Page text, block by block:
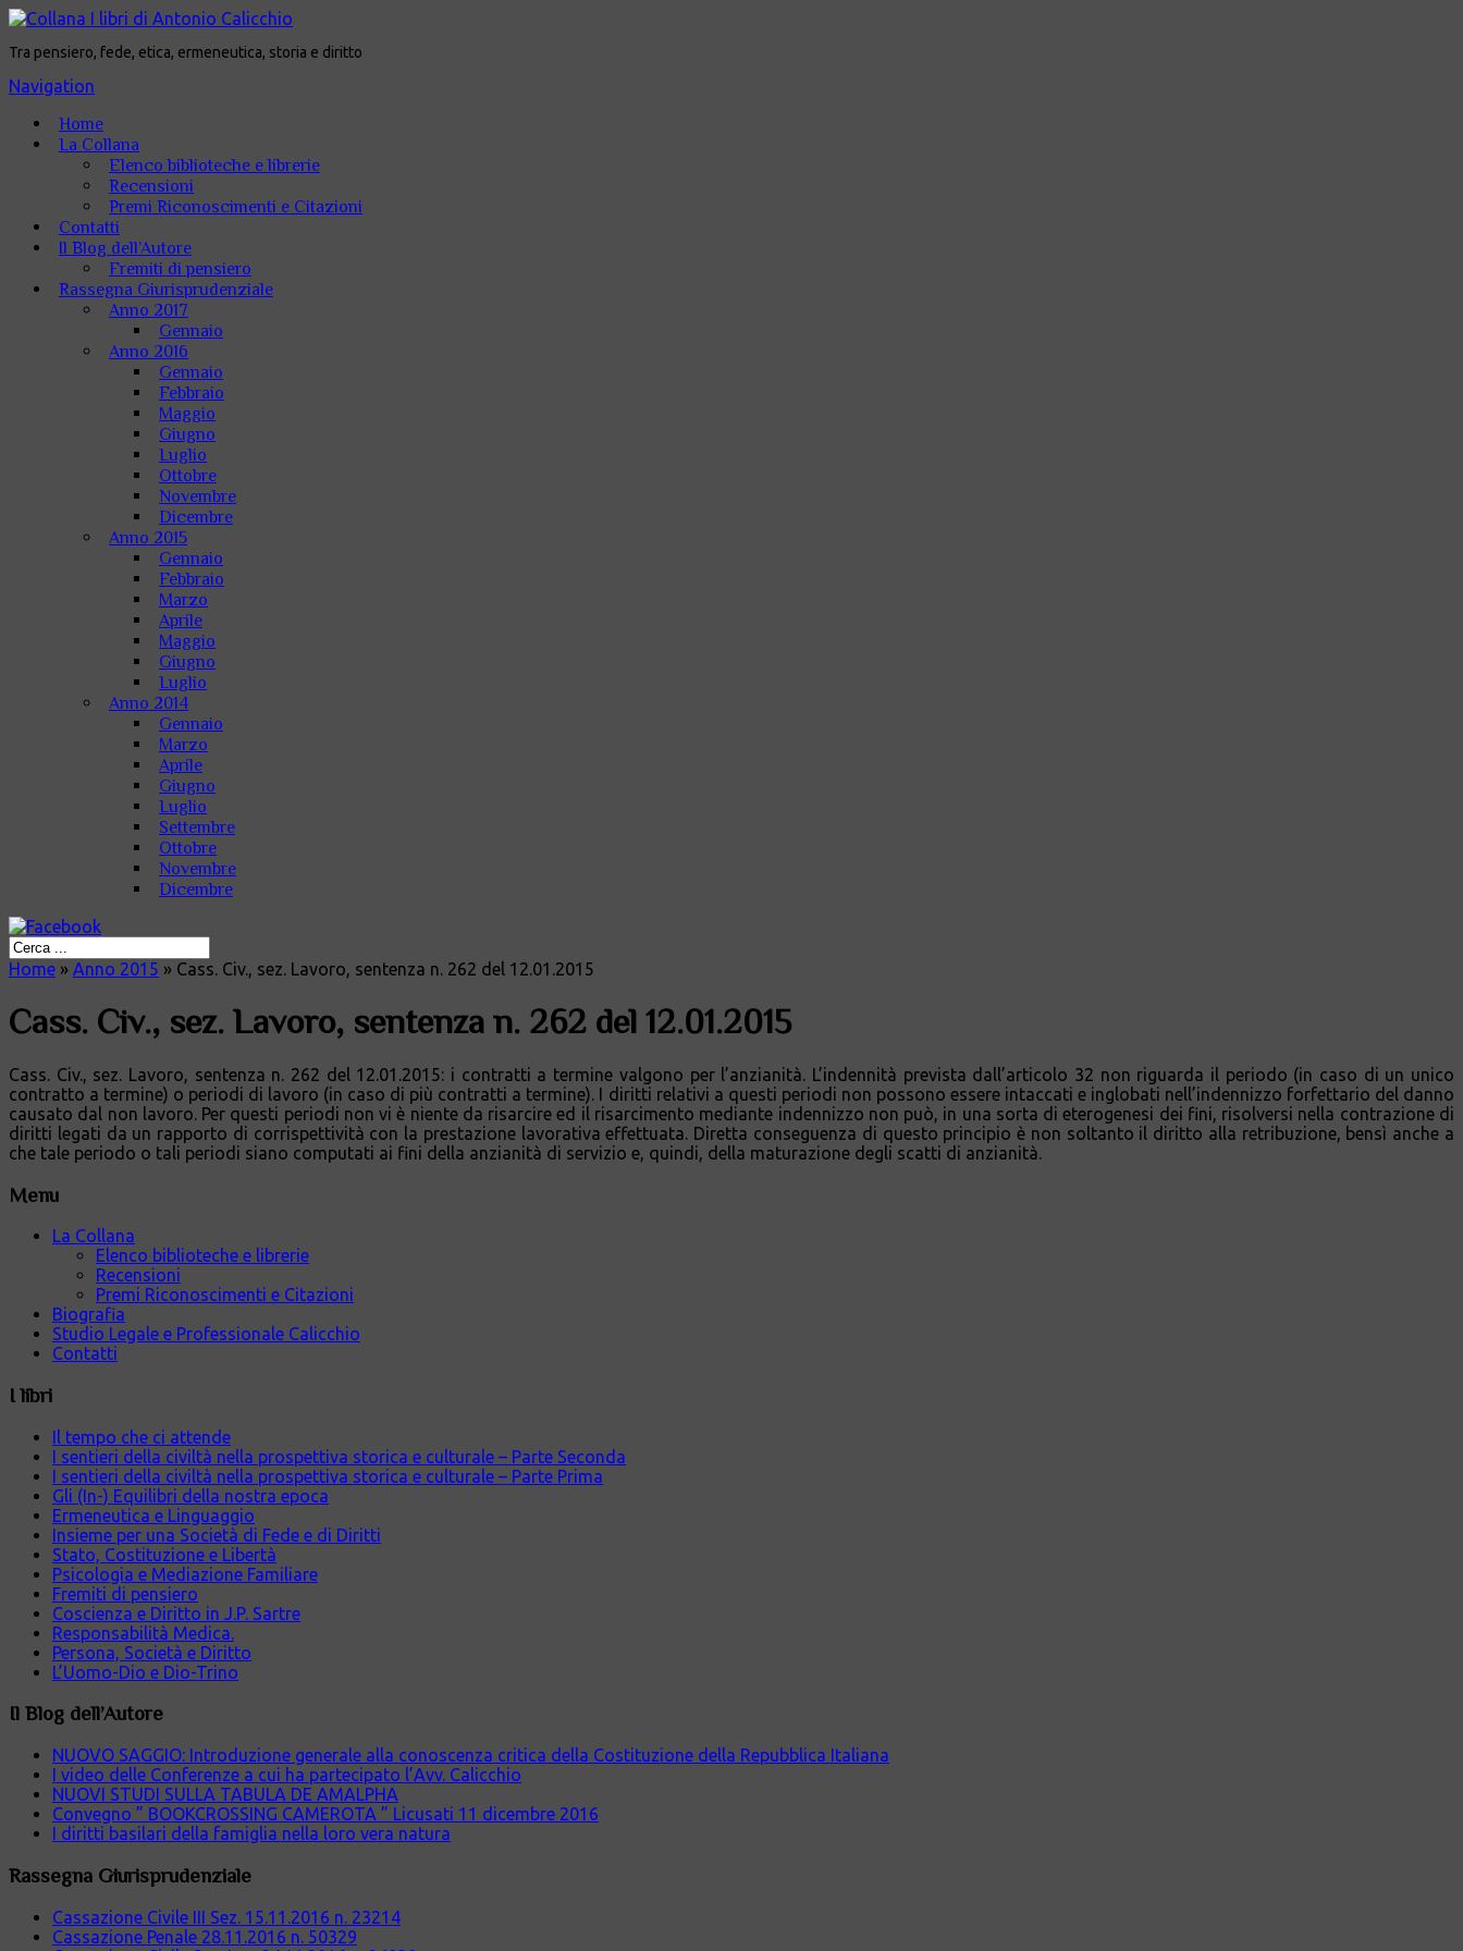
Tra pensiero, fede, etica, ermeneutica, storia e diritto
Navigation
Home
La Collana
Elenco biblioteche e librerie
Recensioni
Premi Riconoscimenti e Citazioni
Contatti
Il Blog dell’Autore
Fremiti di pensiero
Rassegna Giurisprudenziale
Anno 2017
Gennaio
Anno 2016
Gennaio
Febbraio
Maggio
Giugno
Luglio
Ottobre
Novembre
Dicembre
Anno 2015
Gennaio
Febbraio
Marzo
Aprile
Maggio
Giugno
Luglio
Anno 2014
Gennaio
Marzo
Aprile
Giugno
Luglio
Settembre
Ottobre
Novembre
Dicembre
Home » Anno 2015 » Cass. Civ., sez. Lavoro, sentenza n. 262 del 12.01.2015
Cass. Civ., sez. Lavoro, sentenza n. 262 del 12.01.2015
Cass. Civ., sez. Lavoro, sentenza n. 262 del 12.01.2015: i contratti a termine valgono per l’anzianità. L’indennità prevista dall’articolo 32 non riguarda il periodo (in caso di un unico
contratto a termine) o periodi di lavoro (in caso di più contratti a termine). I diritti relativi a questi periodi non possono essere intaccati e inglobati nell’indennizzo forfettario del danno
causato dal non lavoro. Per questi periodi non vi è niente da risarcire ed il risarcimento mediante indennizzo non può, in una sorta di eterogenesi dei fini, risolversi nella contrazione di
diritti legati da un rapporto di corrispettività con la prestazione lavorativa effettuata. Diretta conseguenza di questo principio è non soltanto il diritto alla retribuzione, bensì anche a
che tale periodo o tali periodi siano computati ai fini della anzianità di servizio e, quindi, della maturazione degli scatti di anzianità.
Menu
La Collana
Elenco biblioteche e librerie
Recensioni
Premi Riconoscimenti e Citazioni
Biografia
Studio Legale e Professionale Calicchio
Contatti
I libri
Il tempo che ci attende
I sentieri della civiltà nella prospettiva storica e culturale – Parte Seconda
I sentieri della civiltà nella prospettiva storica e culturale – Parte Prima
Gli (In-) Equilibri della nostra epoca
Ermeneutica e Linguaggio
Insieme per una Società di Fede e di Diritti
Stato, Costituzione e Libertà
Psicologia e Mediazione Familiare
Fremiti di pensiero
Coscienza e Diritto in J.P. Sartre
Responsabilità Medica.
Persona, Società e Diritto
L’Uomo-Dio e Dio-Trino
Il Blog dell’Autore
NUOVO SAGGIO: Introduzione generale alla conoscenza critica della Costituzione della Repubblica Italiana
I video delle Conferenze a cui ha partecipato l’Avv. Calicchio
NUOVI STUDI SULLA TABULA DE AMALPHA
Convegno ” BOOKCROSSING CAMEROTA ” Licusati 11 dicembre 2016
I diritti basilari della famiglia nella loro vera natura
Rassegna Giurisprudenziale
Cassazione Civile III Sez. 15.11.2016 n. 23214
Cassazione Penale 28.11.2016 n. 50329